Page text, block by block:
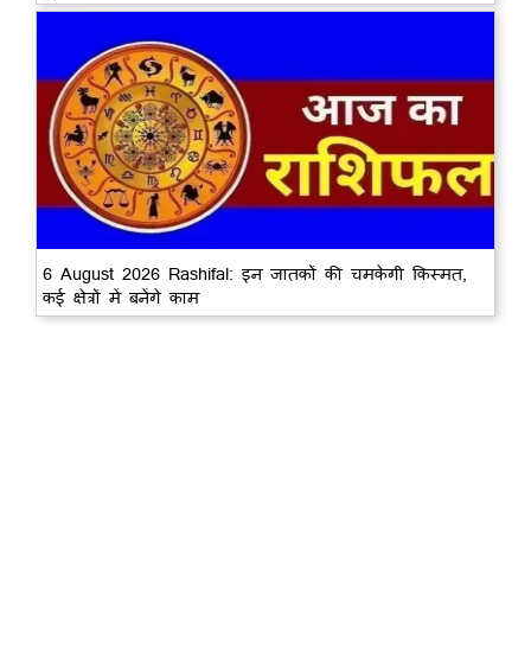
6 August 2026 Rashifal: इन जातकों की चमकेगी किस्मत,
कई क्षेत्रों में बनेंगे काम